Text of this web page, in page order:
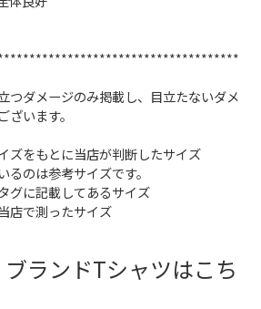
代を見る
ト新聞
情報
つダメージのみ掲載し、目立たないダメ
います。
ズをもとに当店が判断したサイズ
のは参考サイズです。
グに記載してあるサイズ
店で測ったサイズ
ランドTシャツはこち